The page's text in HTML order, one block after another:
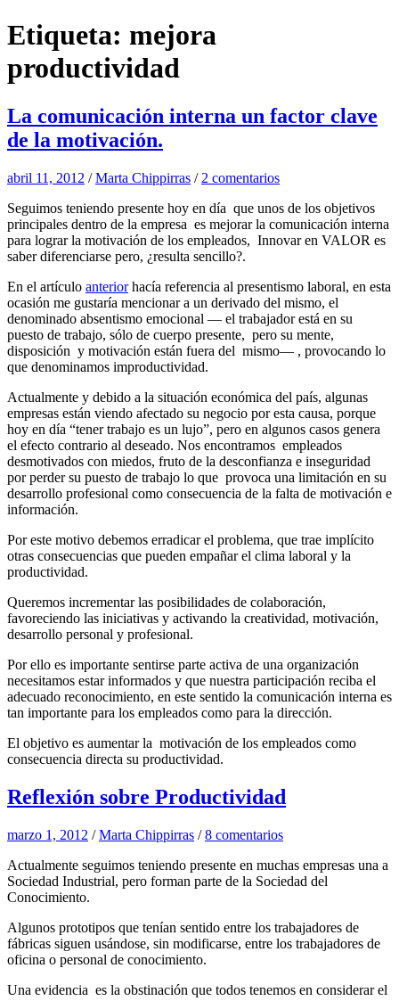
Etiqueta: mejora
productividad
La comunicación interna un factor clave
de la motivación.
abril 11, 2012 /Marta Chippirras / 2 comentarios
Seguimos teniendo presente hoy en día que unos de los objetivos
principales dentro de la empresa es mejorar la comunicación interna
para lograr la motivación de los empleados, Innovar en VALOR es
saber diferenciarse pero, ¿resulta sencillo?.
En el artículo anteriorhacía referencia al presentismo laboral, en esta
ocasión me gustaría mencionar a un derivado del mismo, el
denominado absentismo emocional — el trabajador está en su
puesto de trabajo, sólo de cuerpo presente, pero su mente,
disposición y motivación están fuera del mismo— , provocando lo
que denominamos improductividad.
Actualmente y debido a la situación económica del país, algunas
empresas están viendo afectado su negocio por esta causa, porque
hoy en día “tener trabajo es un lujo”, pero en algunos casos genera
el efecto contrario al deseado. Nos encontramos empleados
desmotivados con miedos, fruto de la desconfianza e inseguridad
por perder su puesto de trabajo lo que provoca una limitación en su
desarrollo profesional como consecuencia de la falta de motivación e
información.
Por este motivo debemos erradicar el problema, que trae implícito
otras consecuencias que pueden empañar el clima laboral y la
productividad.
Queremos incrementar las posibilidades de colaboración,
favoreciendo las iniciativas y activando la creatividad, motivación,
desarrollo personal y profesional.
Por ello es importante sentirse parte activa de una organización
necesitamos estar informados y que nuestra participación reciba el
adecuado reconocimiento, en este sentido la comunicación interna es
tan importante para los empleados como para la dirección.
El objetivo es aumentar la motivación de los empleados como
consecuencia directa su productividad.
Reflexión sobre Productividad
marzo 1, 2012 /Marta Chippirras /8 comentarios
Actualmente seguimos teniendo presente en muchas empresas una a
Sociedad Industrial, pero forman parte de la Sociedad del
Conocimiento.
Algunos prototipos que tenían sentido entre los trabajadores de
fábricas siguen usándose, sin modificarse, entre los trabajadores de
oficina o personal de conocimiento.
Una evidencia es la obstinación que todos tenemos en considerar el